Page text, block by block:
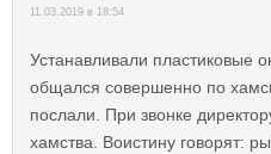
11.03.2019 в 18:54
Устанавливали пластиковые
общался совершенно по
послали. При звонке
хамства. Воистину говорят: